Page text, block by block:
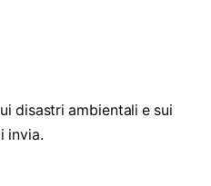
disastri ambientali e sui
invia.